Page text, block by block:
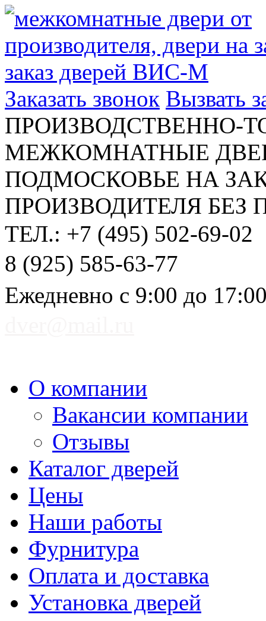
Заказать звонок Вызвать
ПРОИЗВОДСТВЕННО-
МЕЖКОМНАТНЫЕ
ПОДМОСКОВЬЕ НА
ПРОИЗВОДИТЕЛЯ БЕЗ
ТЕЛ.: +7 (495) 502-69-02
8 (925) 585-63-77
Ежедневно с 9:00 до
О компании
Вакансии компании
Отзывы
Каталог дверей
Цены
Наши работы
Фурнитура
Оплата и доставка
Установка дверей